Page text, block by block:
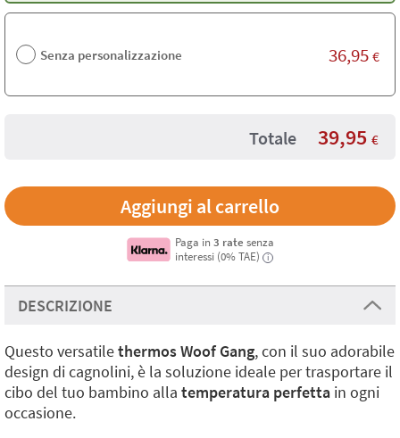
Senza personalizzazione 36,95 €
Totale 39,95 €
Paga in 3 rate senza
interessi (0% TAE)
i
DESCRIZIONE
Questo versatilethermos Woof Gang, con il suo adorabile
design di cagnolini, è la soluzione ideale per trasportare il
cibo del tuo bambino alla temperatura perfetta in ogni
occasione.